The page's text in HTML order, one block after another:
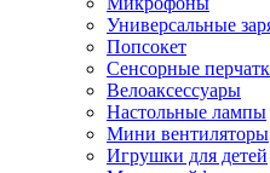
Универсальные
Попсокет
Сенсорные
Велоаксессуары
Настольные лампы
Мини вентиляторы
Игрушки для детей